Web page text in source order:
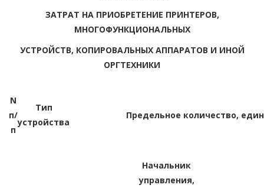
ЗАТРАТ НА ПРИОБРЕТЕНИЕ ПРИНТЕРОВ,
МНОГОФУНКЦИОНАЛЬНЫХ
УСТРОЙСТВ, КОПИРОВАЛЬНЫХ АППАРАТОВ И ИНОЙ
ОРГТЕХНИКИ
N
п/
п
Тип
устройства
Предельное количество,
Начальник
управления,